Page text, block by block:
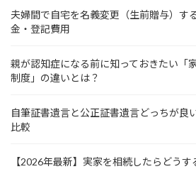
夫婦間で自宅を名義変更（生前贈与）す
金・登記費用
親が認知症になる前に知っておきたい「
制度」の違いとは？
自筆証書遺言と公正証書遺言どっちが良
比較
【2026年最新】実家を相続したらどう